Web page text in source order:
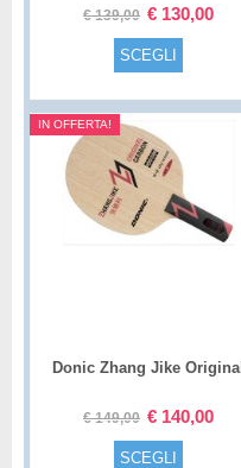
€139,00 € 130,00
SCEGLI
IN OFFERTA!
Donic Zhang Jike Original
€149,00 € 140,00
SCEGLI